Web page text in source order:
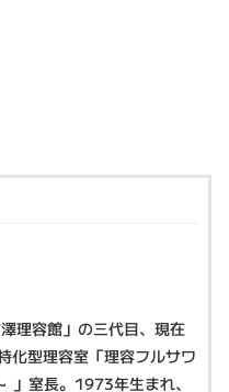
理容館」の三代目、現在
化型理容室「理容フルサワ
」室長。1973年生まれ、